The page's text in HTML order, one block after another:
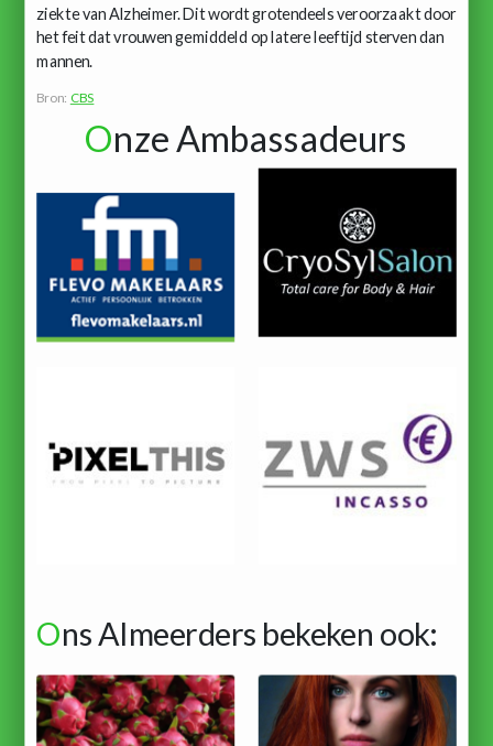
ziekte van Alzheimer. Dit wordt grotendeels veroorzaakt door
het feit dat vrouwen gemiddeld op latere leeftijd sterven dan
mannen.
Bron: CBS
Onze Ambassadeurs
Ons Almeerders bekeken ook: